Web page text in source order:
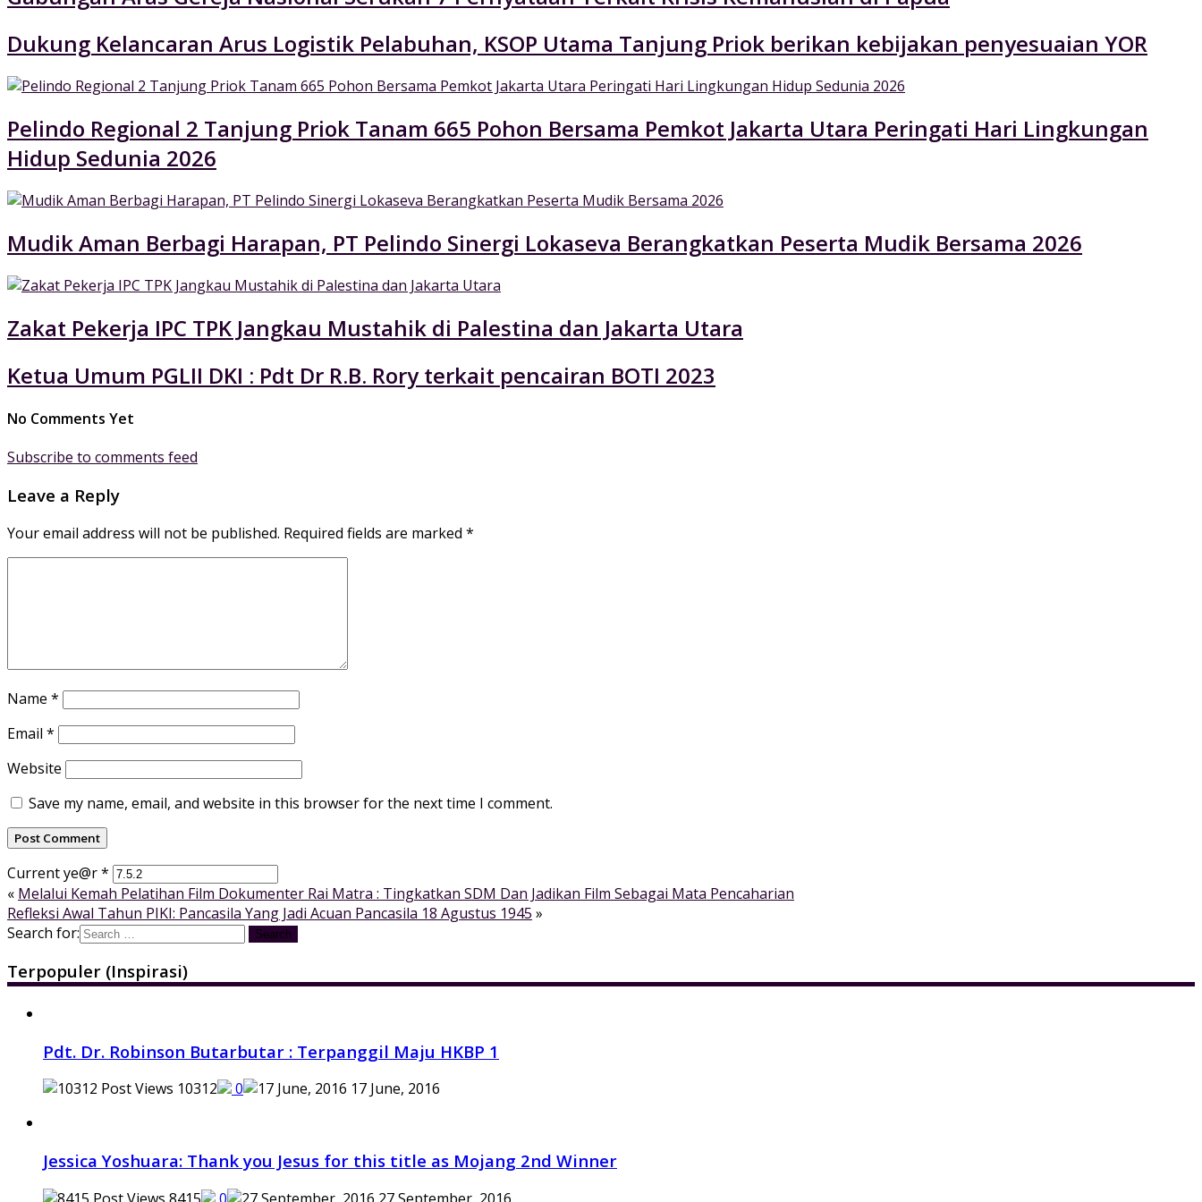
Dukung Kelancaran Arus Logistik Pelabuhan, KSOP Utama Tanjung Priok berikan kebijakan penyesuaian YOR
Pelindo Regional 2 Tanjung Priok Tanam 665 Pohon Bersama Pemkot Jakarta Utara Peringati Hari Lingkungan
Hidup Sedunia 2026
Mudik Aman Berbagi Harapan, PT Pelindo Sinergi Lokaseva Berangkatkan Peserta Mudik Bersama 2026
Zakat Pekerja IPC TPK Jangkau Mustahik di Palestina dan Jakarta Utara
Ketua Umum PGLII DKI : Pdt Dr R.B. Rory terkait pencairan BOTI 2023
No Comments Yet
Subscribe to comments feed
Leave a Reply
Your email address will not be published. Required fields are marked *
Name *
Email *
Website
Save my name, email, and website in this browser for the next time I comment.
Current ye@r*
« Melalui Kemah Pelatihan Film Dokumenter Rai Matra : Tingkatkan SDM Dan Jadikan Film Sebagai Mata Pencaharian
Refleksi Awal Tahun PIKI: Pancasila Yang Jadi Acuan Pancasila 18 Agustus 1945 »
Search for:
Terpopuler (Inspirasi)
Pdt. Dr. Robinson Butarbutar : Terpanggil Maju HKBP 1
10312 0 17 June, 2016
Jessica Yoshuara: Thank you Jesus for this title as Mojang 2nd Winner